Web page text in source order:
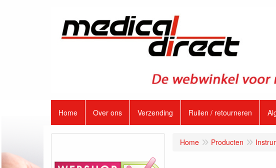
Home Over ons Verzending Ruilen / retourneren
Home Producten